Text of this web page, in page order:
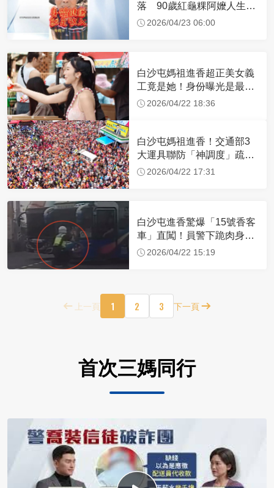
落 90歲紅龜粿阿嬤人生謝
幕2026/04/23 06:00
白沙屯媽祖進香超正美女義
工竟是她！身份曝光是最美
禮生 一輩子不結婚
2026/04/22 18:36
白沙屯媽祖進香！交通部3
大運具聯防「神調度」疏運
32.1萬創新高
2026/04/22 17:31
白沙屯進香驚爆「15號香客
車」直闖！員警下跪肉身擋
車：讓行人先過
2026/04/22 15:19
上一頁 1 2 3 下一頁
首次三媽同行